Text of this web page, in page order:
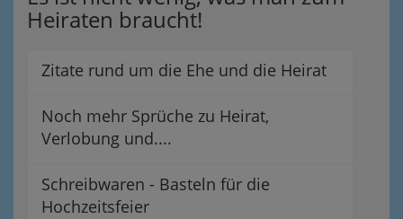
Heiraten braucht!
Zitate rund um die Ehe und die Heirat
Noch mehr Sprüche zu Heirat,
Verlobung und....
Schreibwaren - Basteln für die
Hochzeitsfeier